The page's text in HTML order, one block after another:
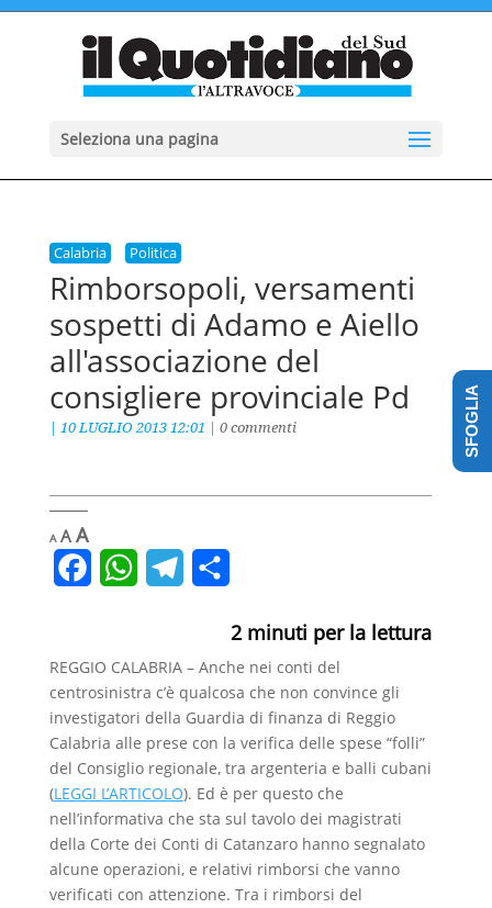
Seleziona una pagina
Calabria Politica
Rimborsopoli, versamenti
sospetti di Adamo e Aiello
all'associazione del
consigliere provinciale Pd
| 10 LUGLIO 2013 12:01 | 0 commenti
A
Decrease
font
size.
AReset
font
size.
AIncrease
font
size.
e
b
o
o
k
W
t
s
A
p
p
g
r
a
m
n
d
i
v
d
i
2 minuti per la lettura
REGGIO CALABRIA – Anche nei conti del
centrosinistra c’è qualcosa che non convince gli
investigatori della Guardia di finanza di Reggio
Calabria alle prese con la verifica delle spese “folli”
del Consiglio regionale, tra argenteria e balli cubani
(LEGGI L’ARTICOLO). Ed è per questo che
nell’informativa che sta sul tavolo dei magistrati
della Corte dei Conti di Catanzaro hanno segnalato
alcune operazioni, e relativi rimborsi che vanno
verificati con attenzione. Tra i rimborsi del
SFOGLIA